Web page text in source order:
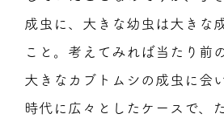
成虫に、大きな幼虫は大きな
こと。考えてみれば当たり前
大きなカブトムシの成虫に会
時代に広々としたケースで、